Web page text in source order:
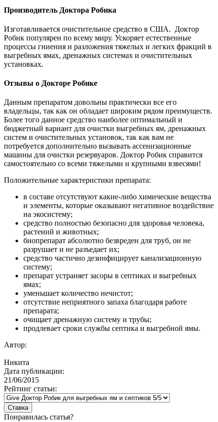
Производитель Доктора Робика
Изготавливается очистительное средство в США. Доктор
Робик популярен по всему миру. Ускоряет естественные
процессы гниения и разложения тяжелых и легких фракций в
выгребных ямах, дренажных системах и очистительных
установках.
Отзывы о Докторе Робике
Данным препаратом довольны практически все его
владельцы, так как он обладает широким рядом преимуществ.
Более того данное средство наиболее оптимальный и
бюджетный вариант для очистки выгребных ям, дренажных
систем и очистительных установок, так как вам не
потребуется дополнительно вызывать ассенизационные
машины для очистки резервуаров. Доктор Робик справится
самостоятельно со всеми тяжелыми и крупными взвесями!
Положительные характеристики препарата:
в составе отсутствуют какие-либо химические вещества
и элементы, которые оказывают негативное воздействие
на экосистему;
средство полностью безопасно для здоровья человека,
растений и животных;
биопрепарат абсолютно безвреден для труб, он не
разрушает и не разъедает их;
средство частично дезинфицирует канализационную
систему;
препарат устраняет засоры в септиках и выгребных
ямах;
уменьшает количество нечистот;
отсутствие неприятного запаха благодаря работе
препарата;
очищает дренажную систему и трубы;
продлевает сроки службы септика и выгребной ямы.
Автор:
Никита
Дата публикации:
21/06/2015
Рейтинг статьи:
Понравилась статья?